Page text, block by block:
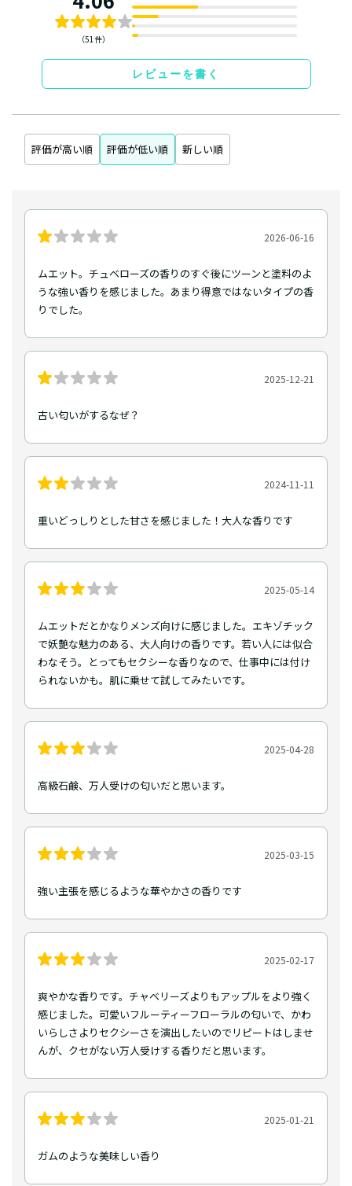
（51件）
レビューを書く
評価が高い順 評価が低い順 新しい順
2026-06-16
ムエット。チュベローズの香りのすぐ後にツーンと塗料のよ
うな強い香りを感じました。あまり得意ではないタイプの香
りでした。
2025-12-21
古い匂いがするなぜ？
2024-11-11
重いどっしりとした甘さを感じました！大人な香りです
2025-05-14
ムエットだとかなりメンズ向けに感じました。エキゾチック
で妖艶な魅力のある、大人向けの香りです。若い人には似合
わなそう。とってもセクシーな香りなので、仕事中には付け
られないかも。肌に乗せて試してみたいです。
2025-04-28
高級石鹸、万人受けの匂いだと思います。
2025-03-15
強い主張を感じるような華やかさの香りです
2025-02-17
爽やかな香りです。チャベリーズよりもアップルをより強く
感じました。可愛いフルーティーフローラルの匂いで、かわ
いらしさよりセクシーさを演出したいのでリピートはしませ
んが、クセがない万人受けする香りだと思います。
2025-01-21
ガムのような美味しい香り